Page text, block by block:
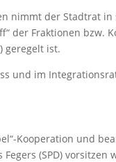
nimmt der Stadtrat
der Fraktionen bzw.
geregelt ist.
und im
Kooperation und
(SPD)